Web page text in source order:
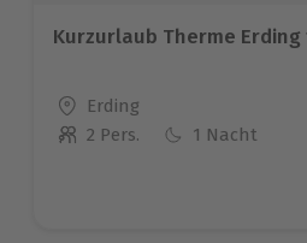
Kurzurlaub Therme Erding
Standort
Erding
Anzahl der Teilnehmer
2 Pers. 1 Nacht